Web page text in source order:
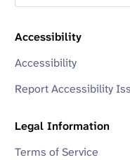
Accessibility
Accessibility
Report Accessibility
Legal Information
Terms of Service